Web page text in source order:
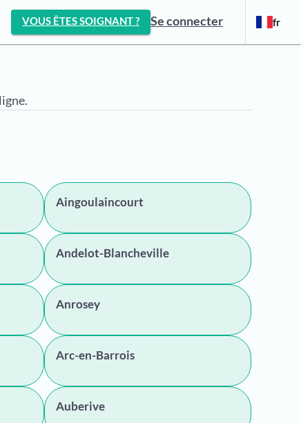
VOUS ÊTES SOIGNANT ? Se connecter fr
Aingoulaincourt
Andelot-Blancheville
Anrosey
Arc-en-Barrois
Auberive